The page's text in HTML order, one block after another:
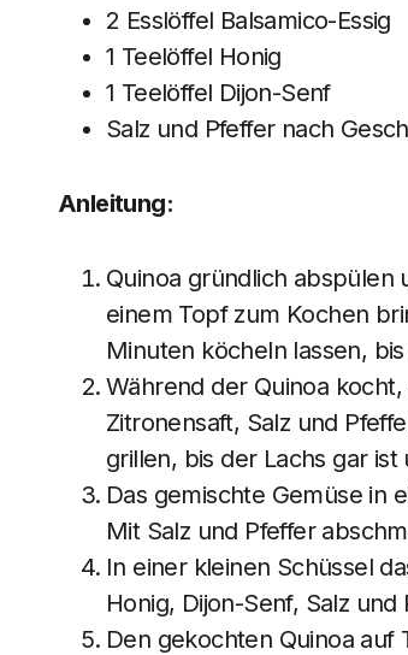
2 Esslöffel Balsamico-Essig
1 Teelöffel Honig
1 Teelöffel Dijon-Senf
Salz und Pfeffer nach
Anleitung:
Quinoa gründlich abspülen
einem Topf zum Kochen
Minuten köcheln lassen,
Während der Quinoa
Zitronensaft, Salz und
grillen, bis der Lachs gar
Das gemischte Gemüse in
Mit Salz und Pfeffer
In einer kleinen Schüssel
Honig, Dijon-Senf, Salz
Den gekochten Quinoa